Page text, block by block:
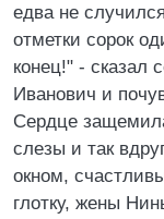
едва не
отметки сорок
конец!" - сказал
Иванович и
Сердце
слезы и так
окном,
глотку, жены